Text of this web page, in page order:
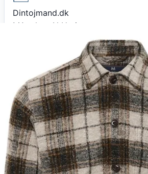
Dintojmand.dk
MApelton N Heritage
kr
På lagerLeveringstid:1-3 hverdage
Gå til butik
Mr.dk